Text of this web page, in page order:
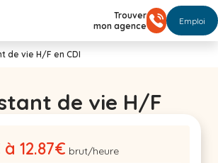
Trouver
mon agence
Emploi
de vie H/F en CDI
de vie H/F
à 12.87€ brut/heure